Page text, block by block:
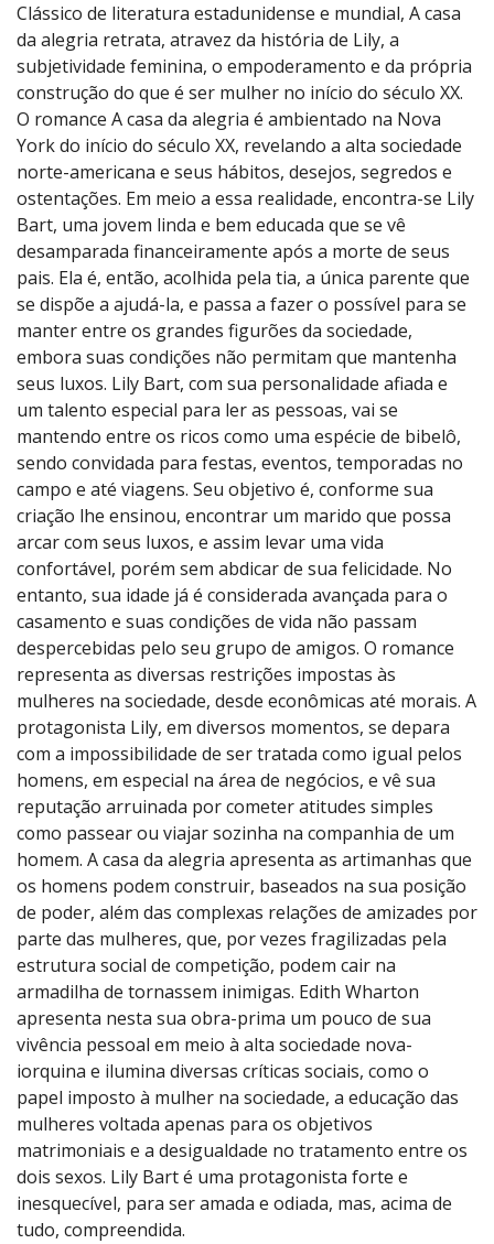
Clássico de literatura estadunidense e mundial, A casa
da alegria retrata, atravez da história de Lily, a
subjetividade feminina, o empoderamento e da própria
construção do que é ser mulher no início do século XX.
O romance A casa da alegria é ambientado na Nova
York do início do século XX, revelando a alta sociedade
norte-americana e seus hábitos, desejos, segredos e
ostentações. Em meio a essa realidade, encontra-se Lily
Bart, uma jovem linda e bem educada que se vê
desamparada financeiramente após a morte de seus
pais. Ela é, então, acolhida pela tia, a única parente que
se dispõe a ajudá-la, e passa a fazer o possível para se
manter entre os grandes figurões da sociedade,
embora suas condições não permitam que mantenha
seus luxos. Lily Bart, com sua personalidade afiada e
um talento especial para ler as pessoas, vai se
mantendo entre os ricos como uma espécie de bibelô,
sendo convidada para festas, eventos, temporadas no
campo e até viagens. Seu objetivo é, conforme sua
criação lhe ensinou, encontrar um marido que possa
arcar com seus luxos, e assim levar uma vida
confortável, porém sem abdicar de sua felicidade. No
entanto, sua idade já é considerada avançada para o
casamento e suas condições de vida não passam
despercebidas pelo seu grupo de amigos. O romance
representa as diversas restrições impostas às
mulheres na sociedade, desde econômicas até morais. A
protagonista Lily, em diversos momentos, se depara
com a impossibilidade de ser tratada como igual pelos
homens, em especial na área de negócios, e vê sua
reputação arruinada por cometer atitudes simples
como passear ou viajar sozinha na companhia de um
homem. A casa da alegria apresenta as artimanhas que
os homens podem construir, baseados na sua posição
de poder, além das complexas relações de amizades por
parte das mulheres, que, por vezes fragilizadas pela
estrutura social de competição, podem cair na
armadilha de tornassem inimigas. Edith Wharton
apresenta nesta sua obra-prima um pouco de sua
vivência pessoal em meio à alta sociedade nova-
iorquina e ilumina diversas críticas sociais, como o
papel imposto à mulher na sociedade, a educação das
mulheres voltada apenas para os objetivos
matrimoniais e a desigualdade no tratamento entre os
dois sexos. Lily Bart é uma protagonista forte e
inesquecível, para ser amada e odiada, mas, acima de
tudo, compreendida.